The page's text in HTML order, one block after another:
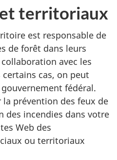
territoriaux
est responsable de
de forêt dans leurs
avec les
cas, on peut
fédéral.
prévention des feux de
des incendies dans votre
Web des
ou territoriaux